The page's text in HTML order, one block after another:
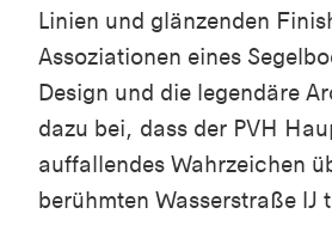
Linien und glänzenden
Assoziationen eines
Design und die legendäre
dazu bei, dass der PVH
auffallendes Wahrzeichen
berühmten Wasserstraße IJ